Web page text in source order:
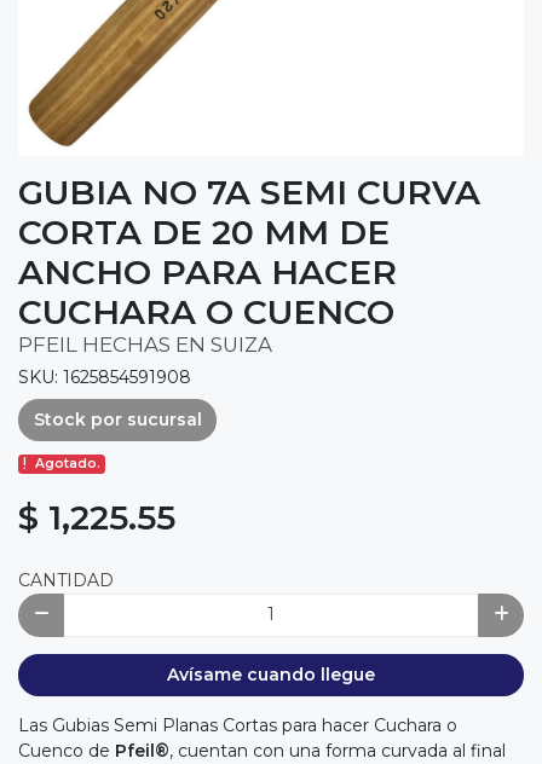
GUBIA NO 7A SEMI CURVA
CORTA DE 20 MM DE
ANCHO PARA HACER
CUCHARA O CUENCO
PFEIL HECHAS EN SUIZA
SKU: 1625854591908
Stock por sucursal
Agotado.
$ 1,225.55
CANTIDAD
Avísame cuando llegue
Las Gubias Semi Planas Cortas para hacer Cuchara o
Cuenco de Pfeil®, cuentan con una forma curvada al final